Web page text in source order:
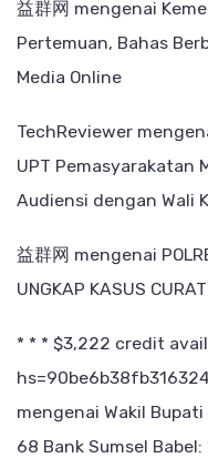
益群网 mengenai
Pertemuan, Bahas
Media Online
TechReviewer
UPT Pemasyarakatan
Audiensi dengan Wali
益群网 mengenai
UNGKAP KASUS
* * * $3,222 credit
mengenai Wakil
68 Bank Sumsel